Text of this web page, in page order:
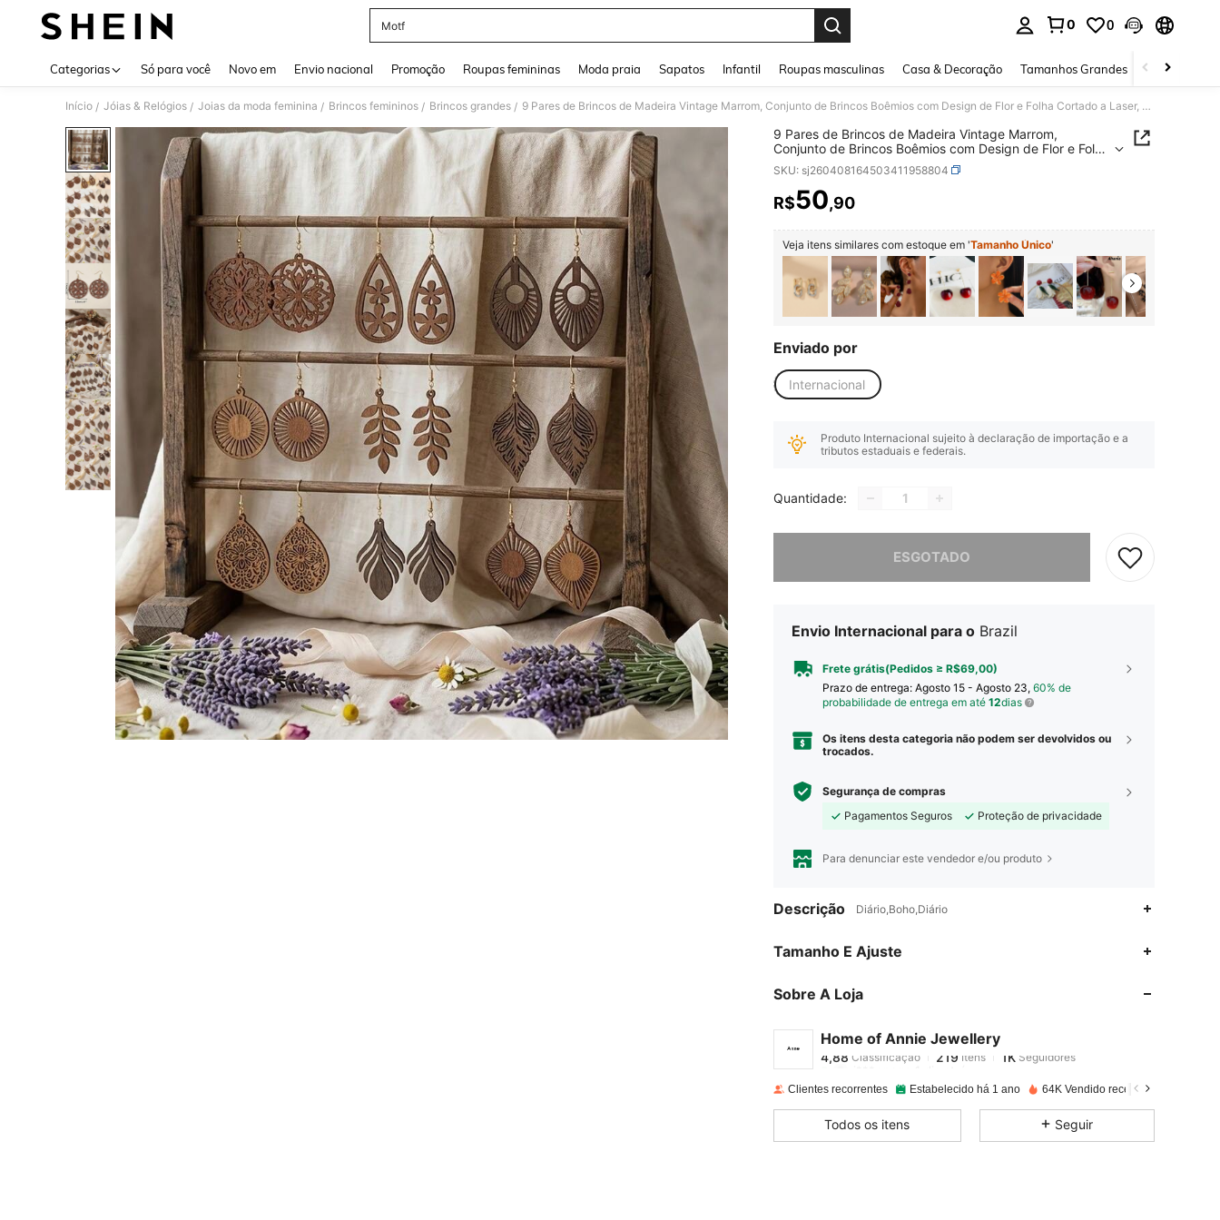
Motf
0 0
Categorias Só para você Novo em Envio nacional Promoção Roupas femininas Moda praia Sapatos Infantil Roupas masculinas Casa & Decoração Tamanhos Grandes Joias e
Início / Jóias & Relógios / Joias da moda feminina / Brincos femininos / Brincos grandes / 9 Pares de Brincos de Madeira Vintage Marrom, Conjunto de Brincos Boêmios com Design de Flor e Folha Cortado a Laser, Joias de Madeira Oca Leves, Acessórios de Praia e Férias de Verão, Presente Casual e Confortável para Mulheres
9 Pares de Brincos de Madeira Vintage Marrom,
Conjunto de Brincos Boêmios com Design de Flor e Folha
Cortado a Laser, Joias de Madeira Oca Leves,
Acessórios de Praia e Férias de Verão, Presente Casual e
Confortável para Mulheres
SKU: sj260408164503411958804
PRICE AND AVAILABILITY
R$50,90
Veja itens similares com estoque em 'Tamanho Único'
Enviado por
Internacional
Produto Internacional sujeito à declaração de importação e a
tributos estaduais e federais.
Quantidade:
ESGOTADO
Desculpe, este produto está esgotado.
Envio Internacional para o Brazil
Frete grátis(Pedidos ≥ R$69,00)
Prazo de entrega: Agosto 15 - Agosto 23, 60% de
probabilidade de entrega em até 12dias
Os itens desta categoria não podem ser devolvidos ou
trocados.
Segurança de compras
Pagamentos Seguros
Proteção de privacidade
Para denunciar este vendedor e/ou produto
Descrição Diário,Boho,Diário
Tamanho E Ajuste
Sobre A Loja
Home of Annie Jewellery
4,88
4,88Classificação 219 Itens
j***rpago1 dia atrás
Clientes recorrentes Estabelecido há 1 ano 64K Vendido recentemente
Todos os itens Seguir